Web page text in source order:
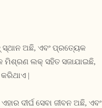
ଅଛି, ଏବଂ ପ୍ରତ୍ୟେକ
ମିଶ୍ରଣ ଲକ୍ ସହିତ ସଜାଯାଇଛି,
କରିଥାଏ |
ଦୀର୍ଘ ସେବା ଜୀବନ ଅଛି, ଏବଂ